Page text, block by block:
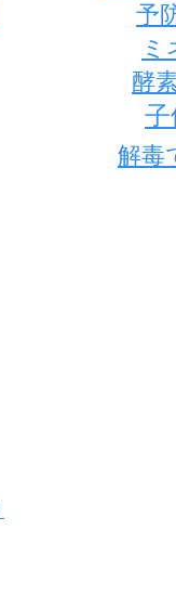
予
ミ
酵
解毒